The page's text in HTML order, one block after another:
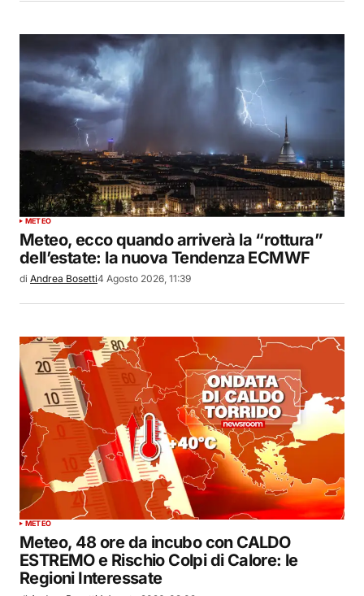
METEO
Meteo, ecco quando arriverà la “rottura”
dell’estate: la nuova Tendenza ECMWF
di Andrea Bosetti4 Agosto 2026, 11:39
METEO
Meteo, 48 ore da incubo con CALDO
ESTREMO e Rischio Colpi di Calore: le
Regioni Interessate